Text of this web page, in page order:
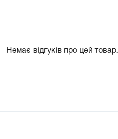
Немає відгуків про цей товар.